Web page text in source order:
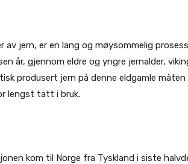
jern, er en lang og møysommelig
år, gjennom eldre og yngre jernalder,
produsert jern på denne eldgamle
lengst tatt i bruk.
kom til Norge fra Tyskland i siste